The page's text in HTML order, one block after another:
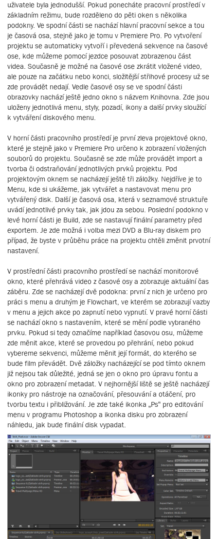
uživatele byla jednodušší. Pokud ponecháte pracovní prostředí v
základním režimu, bude rozděleno do pěti oken s několika
podokny. Ve spodní části se nachází hlavní pracovní sekce a tou
je časová osa, stejně jako je tomu v Premiere Pro. Po vytvoření
projektu se automaticky vytvoří i převedená sekvence na časové
ose, kde můžeme pomocí jezdce posouvat zobrazenou část
videa. Současně je možné na časové ose zkrátit vložené video,
ale pouze na začátku nebo konci, složitější střihové procesy už se
zde provádět nedají. Vedle časové osy se ve spodní části
obrazovky nachází ještě jedno okno s názvem Knihovna. Zde jsou
uloženy jednotlivá menu, styly, pozadí, ikony a další prvky sloužící
k vytváření diskového menu.
V horní části pracovního prostředí je první zleva projektové okno,
které je stejně jako v Premiere Pro určeno k zobrazení vložených
souborů do projektu. Současně se zde může provádět import a
tvorba či odstraňování jednotlivých prvků projektu. Pod
projektovým oknem se nacházejí ještě tři záložky. Nejdříve je to
Menu, kde si ukážeme, jak vytvářet a nastavovat menu pro
vytvářený disk. Další je časová osa, která v seznamové struktuře
uvádí jednotlivé prvky tak, jak jdou za sebou. Poslední podokno v
levé horní části je Build, zde se nastavují finální parametry před
exportem. Je zde možná i volba mezi DVD a Blu-ray diskem pro
případ, že byste v průběhu práce na projektu chtěli změnit prvotní
nastavení.
V prostřední části pracovního prostředí se nachází monitorové
okno, které přehrává video z časové osy a zobrazuje aktuální čas
záběru. Zde se nacházejí dvě podokna: první z nich je určeno pro
práci s menu a druhým je Flowchart, ve kterém se zobrazují vazby
v menu a jejich akce po zapnutí nebo vypnutí. V pravé horní části
se nachází okno s nastavením, které se mění podle vybraného
prvku. Pokud si tedy označíme například časovou osu, můžeme
zde měnit akce, které se provedou po přehrání, nebo pokud
vybereme sekvenci, můžeme měnit její formát, do kterého se
bude film převádět. Dvě záložky nacházející se pod tímto oknem
již nejsou tak důležité, jedná se jen o okno pro úpravu fontu a
okno pro zobrazení metadat. V nejhornější liště se ještě nacházejí
ikonky pro nástroje na označování, přesouvání a otáčení, pro
tvorbu textu i přibližování. Je zde také ikonka „Ps“ pro editování
menu v programu Photoshop a ikonka disku pro zobrazení
náhledu, jak bude finální disk vypadat.